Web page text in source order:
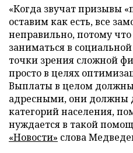
«Когда звучат призывы
оставим как есть, все
неправильно, потому
заниматься в
точки зрения сложной
просто в целях
Выплаты в целом должны
адресными, они должны
категорий населения,
нуждается в такой
«Новости» слова